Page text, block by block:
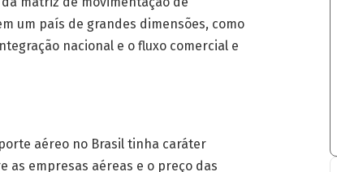
um país de grandes dimensões, como
nacional e o fluxo comercial e
aéreo no Brasil tinha caráter
as empresas aéreas e o preço das